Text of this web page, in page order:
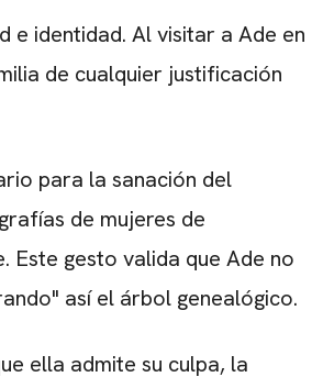
e identidad. Al visitar a Ade en
de cualquier justificación
para la sanación del
de mujeres de
Este gesto valida que Ade no
así el árbol genealógico.
ella admite su culpa, la